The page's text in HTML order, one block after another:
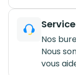
Nos
Nous
vous